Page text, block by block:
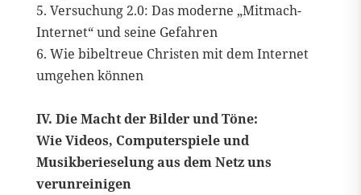
5. Versuchung 2.0: Das moderne „Mitmach-
Internet“ und seine Gefahren
6. Wie bibeltreue Christen mit dem Internet
umgehen können
IV. Die Macht der Bilder und Töne:
Wie Videos, Computerspiele und
Musikberieselung aus dem Netz uns
verunreinigen